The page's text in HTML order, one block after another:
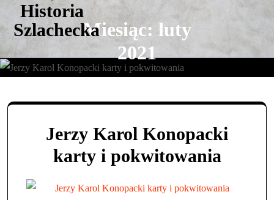
Historia
SzlacheckaMiesiąc:luty
2021
Jerzy Karol Konopacki
karty i pokwitowania